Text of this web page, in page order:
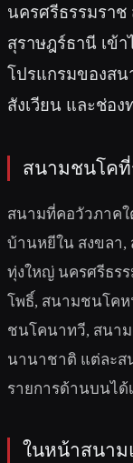
นครศรีธรรมราช
สุราษฎร์ธานี เข้
โปรแกรมของส
สังเวียน และช่อ
สนามชนโคที่
สนามที่คอวัวภาค
บ้านหยีใน สงขลา
ทุ่งใหญ่ นครศรีธร
โพธิ์, สนามชนโค
ชนโคนาทวี, สนา
นานาชาติ แต่ละส
รายการด้านบนได้
ในหน้าสนาม